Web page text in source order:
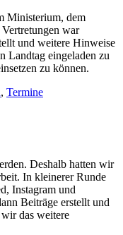
Ministerium, dem
war
und weitere Hinweise
Landtag eingeladen zu
zu können.
, Termine
Deshalb hatten wir
In kleinerer Runde
Instagram und
Beiträge erstellt und
das weitere